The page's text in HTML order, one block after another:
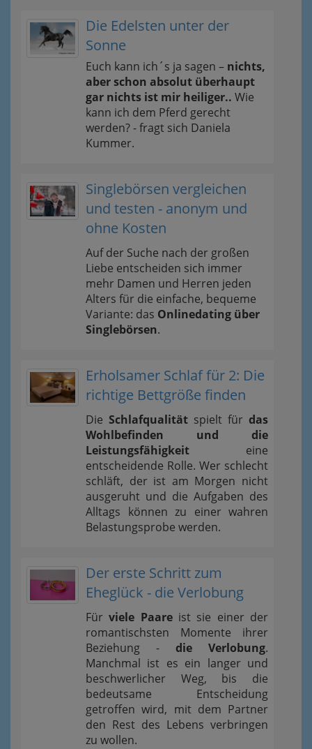
Die Edelsten unter der
Sonne
Euch kann ich´s ja sagen – nichts,
aber schon absolut überhaupt
gar nichts ist mir heiliger.. Wie
kann ich dem Pferd gerecht
werden? - fragt sich Daniela
Kummer.
Singlebörsen vergleichen
und testen - anonym und
ohne Kosten
Auf der Suche nach der großen
Liebe entscheiden sich immer
mehr Damen und Herren jeden
Alters für die einfache, bequeme
Variante: das Onlinedating über
Singlebörsen.
Erholsamer Schlaf für 2: Die
richtige Bettgröße finden
Die Schlafqualität spielt für das
Wohlbefinden und die
Leistungsfähigkeit eine
entscheidende Rolle. Wer schlecht
schläft, der ist am Morgen nicht
ausgeruht und die Aufgaben des
Alltags können zu einer wahren
Belastungsprobe werden.
Der erste Schritt zum
Eheglück - die Verlobung
Fürviele Paareist sie einer der
romantischsten Momente ihrer
Beziehung - die Verlobung.
Manchmal ist es ein langer und
beschwerlicher Weg, bis die
bedeutsame Entscheidung
getroffen wird, mit dem Partner
den Rest des Lebens verbringen
zu wollen.